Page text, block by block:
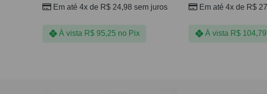
Em até 4x de R$ 24,98 sem juros
À vista R$95,25 no Pix
Em até 4x de R$
À vista R$104,79